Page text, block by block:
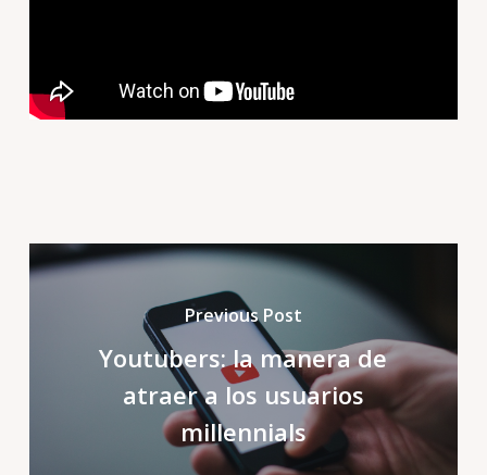
Previous Post
Youtubers: la manera de
atraer a los usuarios
millennials